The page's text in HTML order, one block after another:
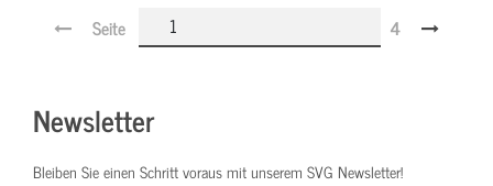
Seite 4
Newsletter
Bleiben Sie einen Schritt voraus mit unserem SVG Newsletter!